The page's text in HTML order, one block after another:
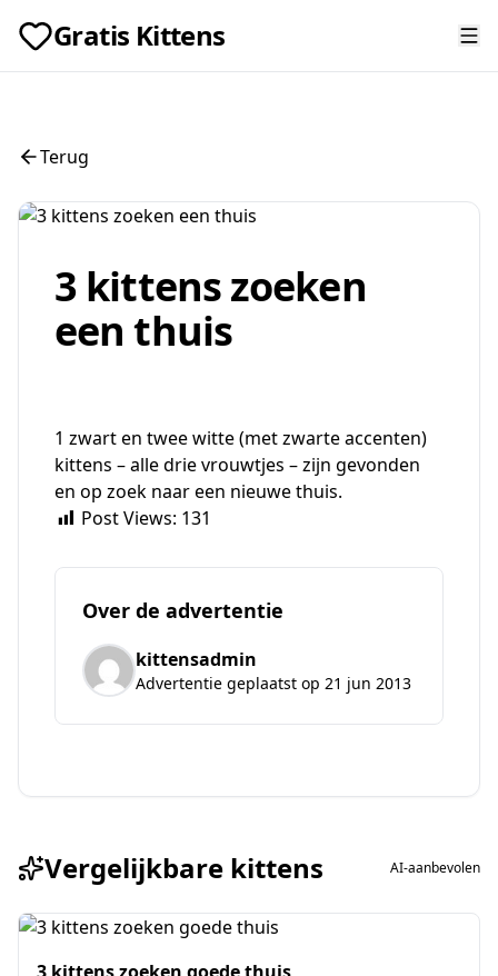
Gratis Kittens
Terug
3 kittens zoeken
een thuis
1 zwart en twee witte (met zwarte accenten)
kittens – alle drie vrouwtjes – zijn gevonden
en op zoek naar een nieuwe thuis.
Post Views: 131
Over de advertentie
kittensadmin
Advertentie geplaatst op 21 jun 2013
Vergelijkbare kittens AI-aanbevolen